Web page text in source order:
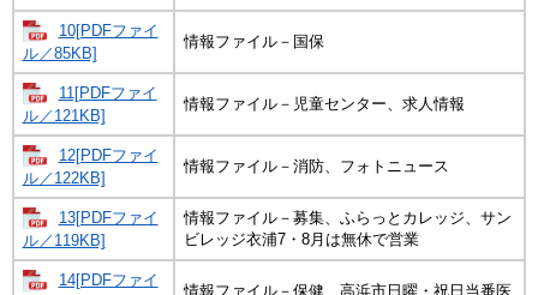
10[PDFファイ
ル／85KB]
情報ファイル－国保
11[PDFファイ
ル／121KB]
情報ファイル－児童センター、求人情報
12[PDFファイ
ル／122KB]
情報ファイル－消防、フォトニュース
13[PDFファイ
ル／119KB]
情報ファイル－募集、ふらっとカレッジ、サン
ビレッジ衣浦7・8月は無休で営業
14[PDFファイ
情報ファイル－保健、高浜市日曜・祝日当番医